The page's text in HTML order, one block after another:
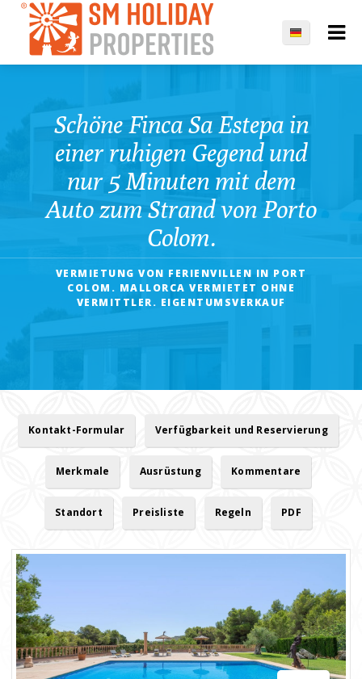
Schöne Finca Sa Estepa in
einer ruhigen Gegend und
nur 5 Minuten mit dem
Auto zum Strand von Porto
Colom.
VERMIETUNG VON FERIENVILLEN IN PORT
COLOM. MALLORCA VERMIETET OHNE
VERMITTLER. EIGENTUMSVERKAUF
Kontakt-Formular Verfügbarkeit und Reservierung
Merkmale Ausrüstung Kommentare
Standort Preisliste Regeln PDF